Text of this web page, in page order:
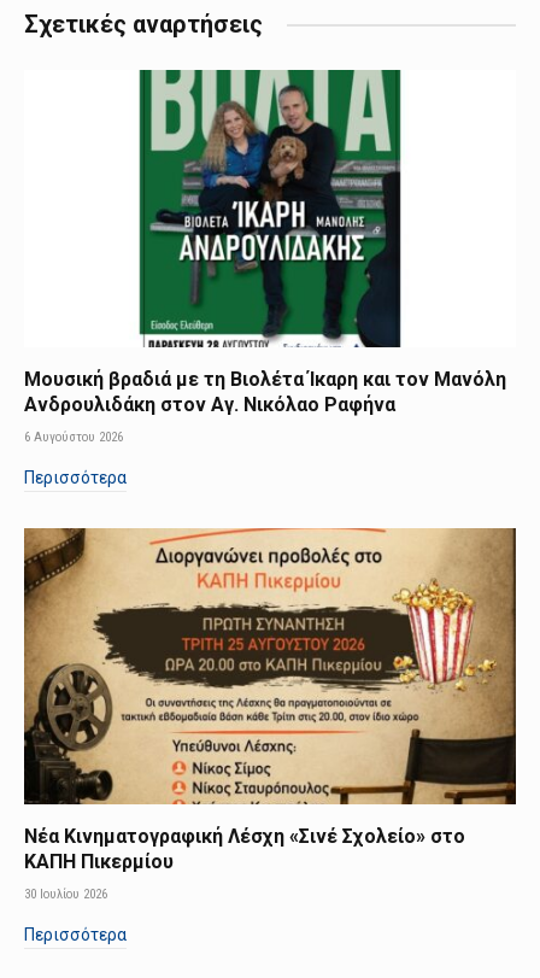
Σχετικές αναρτήσεις
Μουσική βραδιά με τη Βιολέτα Ίκαρη και τον Μανόλη
Ανδρουλιδάκη στον Αγ. Νικόλαο Ραφήνα
6 Αυγούστου 2026
Περισσότερα
Νέα Κινηματογραφική Λέσχη «Σινέ Σχολείο» στο
ΚΑΠΗ Πικερμίου
30 Ιουλίου 2026
Περισσότερα